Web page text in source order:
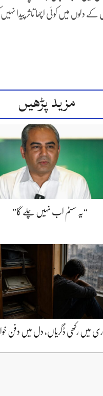
دلوں میں کوئی اچھا تاثر پیدا
مزید پڑھیں
“یہ سسٹم اب نہیں چلے گا”
میں رکھی ڈگریاں، دل میں دفن